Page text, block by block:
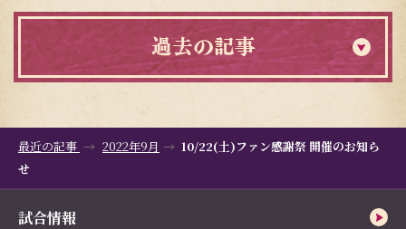
過去の記事
最近の記事 2022年9月
10/22(土)ファン感謝祭 開催のお知ら
せ
試合情報